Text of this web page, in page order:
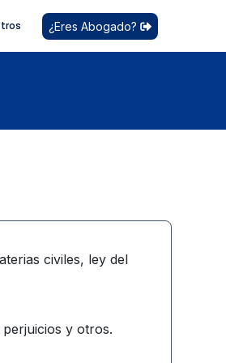
¿Eres Abogado?
civiles, ley del
y otros.